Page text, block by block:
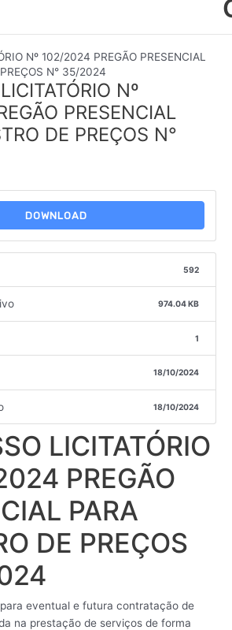
Nº 102/2024 PREGÃO PRESENCIAL
N° 35/2024
Nº
PRESENCIAL
DE PREÇOS N°
DOWNLOAD
592
974.04 KB
1
18/10/2024
18/10/2024
LICITATÓRIO
PREGÃO
PARA
DE PREÇOS
eventual e futura contratação de
na prestação de serviços de forma